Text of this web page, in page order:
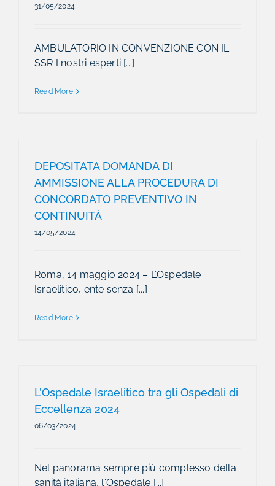
31/05/2024
AMBULATORIO IN CONVENZIONE CON IL
SSR I nostri esperti [...]
Read More
DEPOSITATA DOMANDA DI
AMMISSIONE ALLA PROCEDURA DI
CONCORDATO PREVENTIVO IN
CONTINUITÀ
14/05/2024
Roma, 14 maggio 2024 – L’Ospedale
Israelitico, ente senza [...]
Read More
L’Ospedale Israelitico tra gli Ospedali di
Eccellenza 2024
06/03/2024
Nel panorama sempre più complesso della
sanità italiana, l'Ospedale [...]